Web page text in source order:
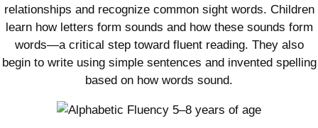
relationships and recognize common sight words. Children
learn how letters form sounds and how these sounds form
words—a critical step toward fluent reading. They also
begin to write using simple sentences and invented spelling
based on how words sound.